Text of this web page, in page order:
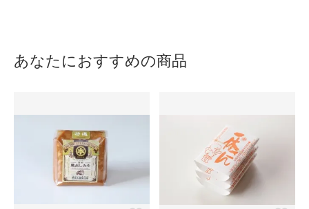
あなたにおすすめの商品